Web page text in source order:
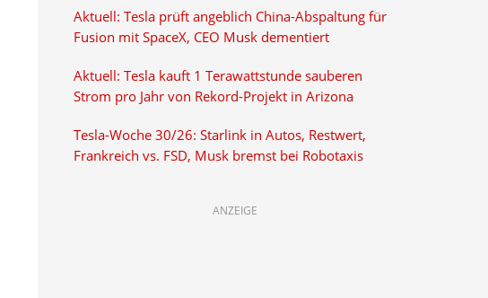
Aktuell: Tesla prüft angeblich China-Abspaltung für
Fusion mit SpaceX, CEO Musk dementiert
Aktuell: Tesla kauft 1 Terawattstunde sauberen
Strom pro Jahr von Rekord-Projekt in Arizona
Tesla-Woche 30/26: Starlink in Autos, Restwert,
Frankreich vs. FSD, Musk bremst bei Robotaxis
ANZEIGE